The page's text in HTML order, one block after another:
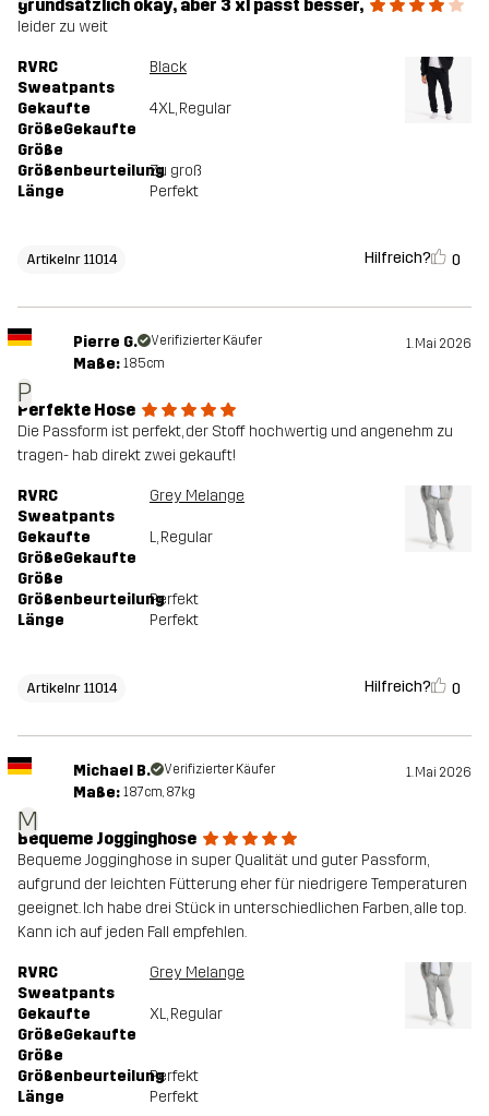
grundsätzlich okay, aber 3 xl passt besser,
leider zu weit
RVRC
Sweatpants
Black
Gekaufte
GrößeGekaufte
Größe
4XL, Regular
GrößenbeurteilungZu groß
Länge
Perfekt
Artikelnr 11014 Hilfreich? 0
P
Pierre G. Verifizierter Käufer 1. Mai 2026
Maße: 185cm
Perfekte Hose
Die Passform ist perfekt, der Stoff hochwertig und angenehm zu
tragen- hab direkt zwei gekauft!
RVRC
Sweatpants
Grey Melange
Gekaufte
GrößeGekaufte
Größe
L, Regular
GrößenbeurteilungPerfekt
Länge
Perfekt
Artikelnr 11014 Hilfreich? 0
M
Michael B. Verifizierter Käufer 1. Mai 2026
Maße: 187cm, 87kg
Bequeme Jogginghose
Bequeme Jogginghose in super Qualität und guter Passform,
aufgrund der leichten Fütterung eher für niedrigere Temperaturen
geeignet. Ich habe drei Stück in unterschiedlichen Farben, alle top.
Kann ich auf jeden Fall empfehlen.
RVRC
Sweatpants
Grey Melange
Gekaufte
GrößeGekaufte
Größe
XL, Regular
GrößenbeurteilungPerfekt
Länge
Perfekt